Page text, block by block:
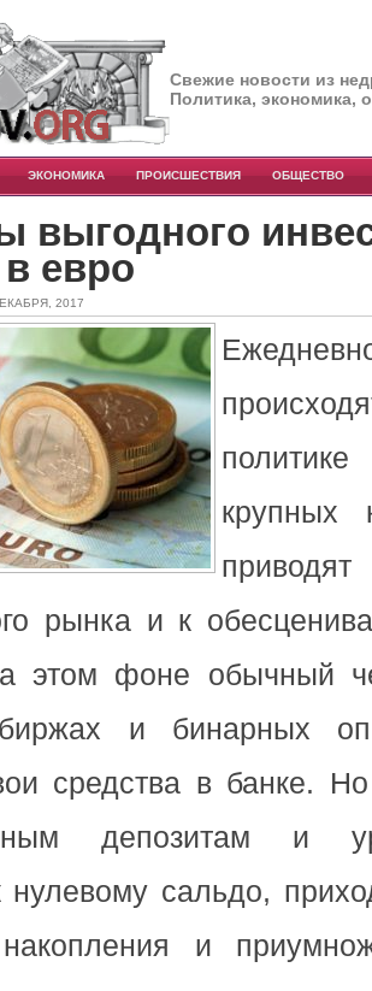
Свежие новости из
Политика, экономика,
ЭКОНОМИКА ПРОИСШЕСТВИЯ ОБЩЕСТВО
выгодного
евро
2017
крупных
рынка и к
этом фоне обычный
и бинарных
средства в банке.
депозитам и
нулевому сальдо,
и